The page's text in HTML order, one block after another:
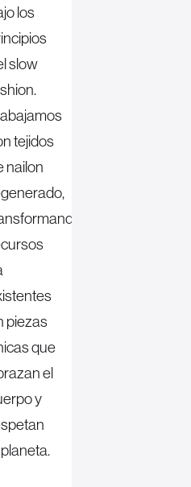
los
slow
tejidos
nailon
piezas
que
el
y